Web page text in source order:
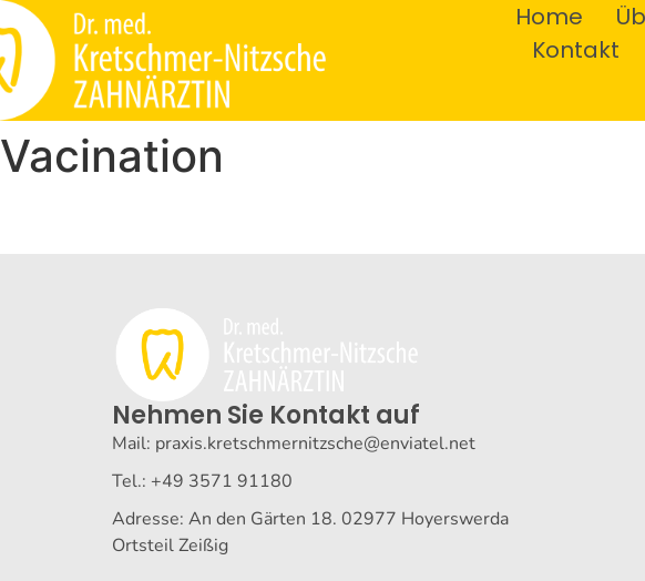
Home
Kontakt
Vacination
Nehmen Sie Kontakt auf
Mail: praxis.kretschmernitzsche@enviatel.net
Tel.: +49 3571 91180
Adresse: An den Gärten 18. 02977 Hoyerswerda
Ortsteil Zeißig